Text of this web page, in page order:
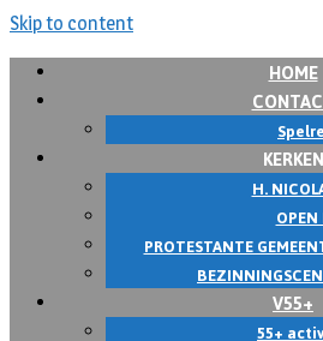
Skip to content
HOME
KERKEN
H.
OPEN
PROTESTANTE
V55+
55+